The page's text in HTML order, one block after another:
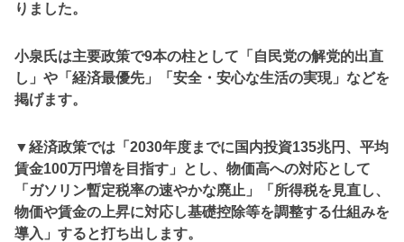
りました。
小泉氏は主要政策で9本の柱として「自民党の解党的出直
し」や「経済最優先」「安全・安心な生活の実現」などを
掲げます。
▼経済政策では「2030年度までに国内投資135兆円、平均
賃金100万円増を目指す」とし、物価高への対応として
「ガソリン暫定税率の速やかな廃止」「所得税を見直し、
物価や賃金の上昇に対応し基礎控除等を調整する仕組みを
導入」すると打ち出します。